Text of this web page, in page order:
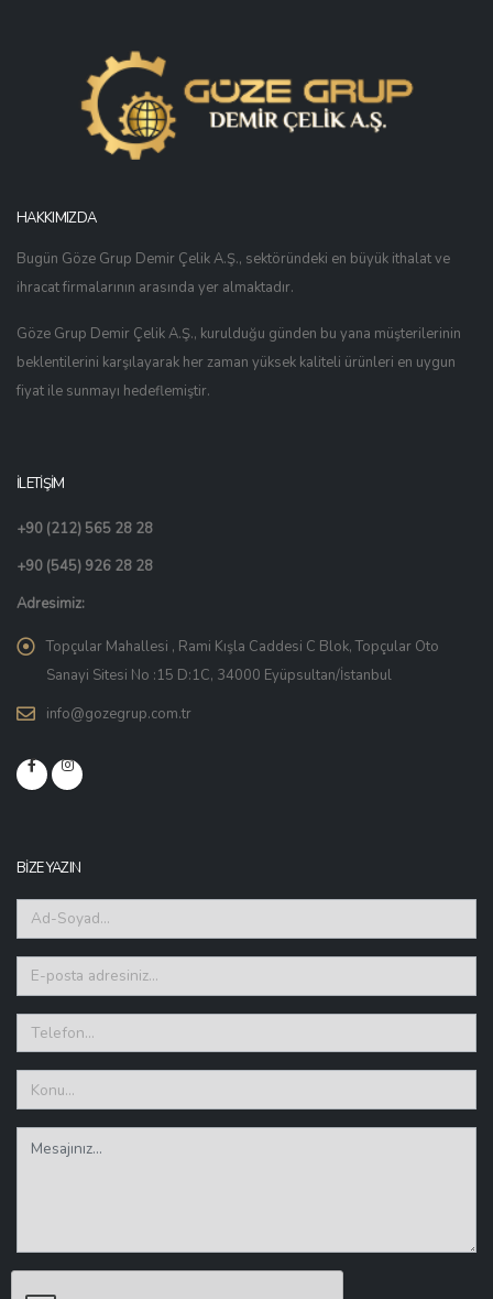
HAKKIMIZDA
Bugün Göze Grup Demir Çelik A.Ş., sektöründeki en büyük ithalat ve
ihracat firmalarının arasında yer almaktadır.
Göze Grup Demir Çelik A.Ş., kurulduğu günden bu yana müşterilerinin
beklentilerini karşılayarak her zaman yüksek kaliteli ürünleri en uygun
fiyat ile sunmayı hedeflemiştir.
İLETİŞİM
+90 (212) 565 28 28
+90 (545) 926 28 28
Adresimiz:
Topçular Mahallesi , Rami Kışla Caddesi C Blok, Topçular Oto
Sanayi Sitesi No :15 D:1C, 34000 Eyüpsultan/İstanbul
info@gozegrup.com.tr
BİZE YAZIN